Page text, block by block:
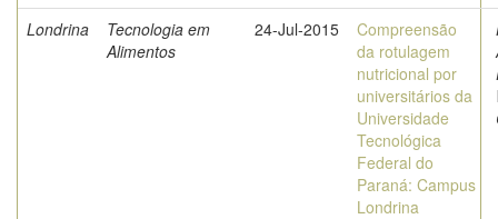
Londrina
Tecnologia em
Alimentos
24-Jul-2015
Compreensão
da rotulagem
nutricional por
universitários da
Universidade
Tecnológica
Federal do
Paraná: Campus
Londrina